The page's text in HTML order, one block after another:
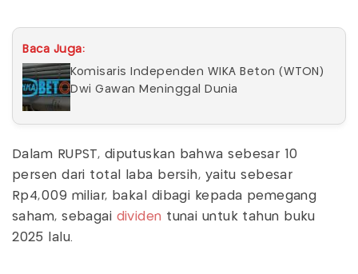
Baca Juga:
Komisaris Independen WIKA Beton (WTON)
Dwi Gawan Meninggal Dunia
Dalam RUPST, diputuskan bahwa sebesar 10
persen dari total laba bersih, yaitu sebesar
Rp4,009 miliar, bakal dibagi kepada pemegang
saham, sebagai dividen tunai untuk tahun buku
2025 lalu.